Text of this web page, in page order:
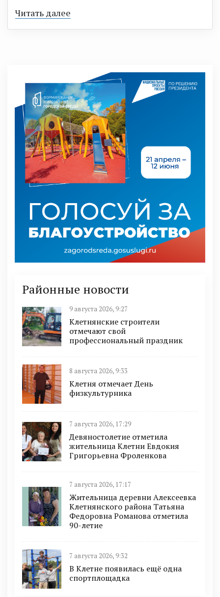
Читать далее
Районные новости
9 августа 2026, 9:27
Клетнянские строители
отмечают свой
профессиональный праздник
8 августа 2026, 9:33
Клетня отмечает День
физкультурника
7 августа 2026, 17:29
Девяностолетие отметила
жительница Клетни Евдокия
Григорьевна Фроленкова
7 августа 2026, 17:17
Жительница деревни Алексеевка
Клетнянского района Татьяна
Федоровна Романова отметила
90-летие
7 августа 2026, 9:32
В Клетне появилась ещё одна
спортплощадка